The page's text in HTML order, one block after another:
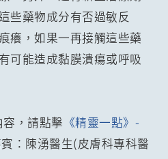
些藥物成分有否過敏反
癢，如果一再接觸這些藥
可能造成黏膜潰瘍或呼吸
，請點擊 《精靈一點》-
賓：陳湧醫生(皮膚科專科醫